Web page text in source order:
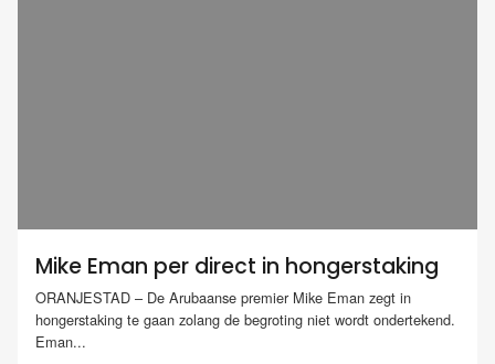
Mike Eman per direct in hongerstaking
ORANJESTAD – De Arubaanse premier Mike Eman zegt in
hongerstaking te gaan zolang de begroting niet wordt ondertekend.
Eman...